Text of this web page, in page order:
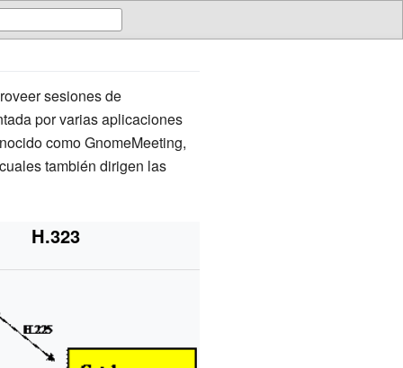
sesiones de
por varias aplicaciones
como GnomeMeeting,
también dirigen las
H.323